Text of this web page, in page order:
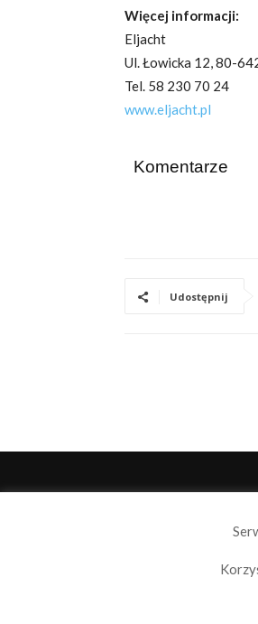
Więcej informacji:
Eljacht
Ul. Łowicka 12, 80-
Tel. 58 230 70 24
www.eljacht.pl
Komentarze
Udostępnij